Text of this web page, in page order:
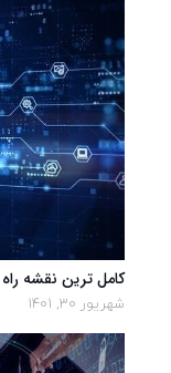
کامل ترین نقشه
شهریور 30, 1401